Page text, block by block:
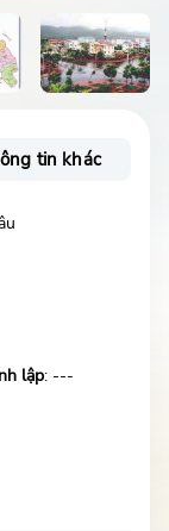
tin khác
lập: ---